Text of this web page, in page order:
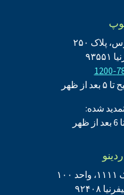
پلاک ۲۵۰
شده:
۹۲۴۰۸